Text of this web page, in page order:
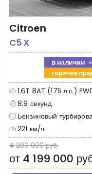
Citroen
C5 X
в наличии
горячее
1.6T 8AT (175 л.с.)
8.9 секунд
Бензиновый
221 км/ч
4 299 000 руб.
от 4 199 000